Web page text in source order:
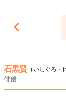
病が教えてく
私を彩るエッセ
社会・カルチャー・
石黒賢 （いしぐろ・
俳優